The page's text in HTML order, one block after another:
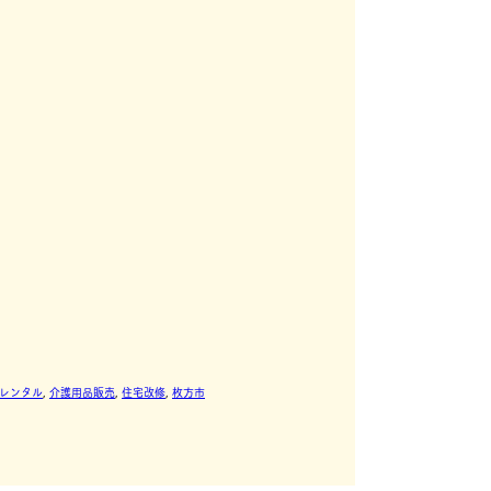
ンタル, 介護用品販売, 住宅改修, 枚方市